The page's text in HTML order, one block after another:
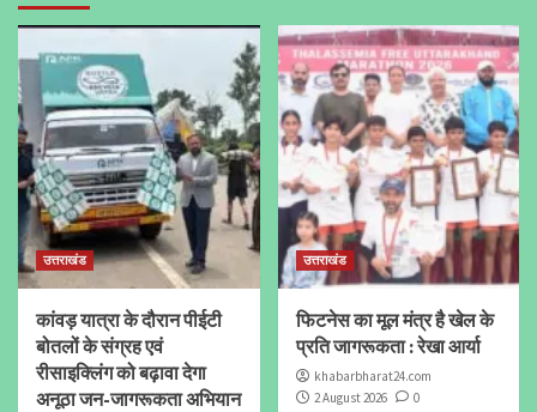
उत्तराखंड
कांवड़ यात्रा के दौरान पीईटी
बोतलों के संग्रह एवं
रीसाइक्लिंग को बढ़ावा देगा
अनूठा जन-जागरूकता अभियान
उत्तराखंड
फिटनेस का मूल मंत्र है खेल के
प्रति जागरूकता : रेखा आर्या
khabarbharat24.com
2 August 2026
0